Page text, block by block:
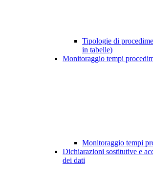
Tipologie di
in tabelle)
Monitoraggio tempi
Monitoraggio tempi
Dichiarazioni sostitutive e
dei dati